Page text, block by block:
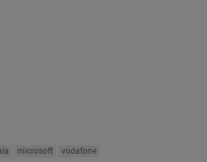
microsoft vodafone